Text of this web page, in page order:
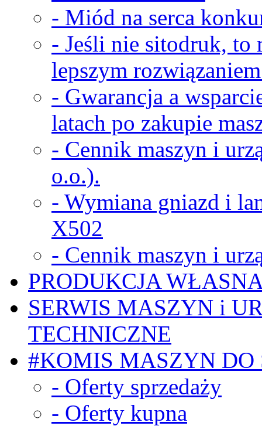
- Miód na serca
- Jeśli nie sitodruk, to
lepszym
- Gwarancja a
latach po zakupie
- Cennik maszyn i
o.o.).
- Wymiana gniazd i
X502
- Cennik maszyn i
PRODUKCJA
SERWIS MASZYN i
TECHNICZNE
#KOMIS MASZYN DO
- Oferty sprzedaży
- Oferty kupna